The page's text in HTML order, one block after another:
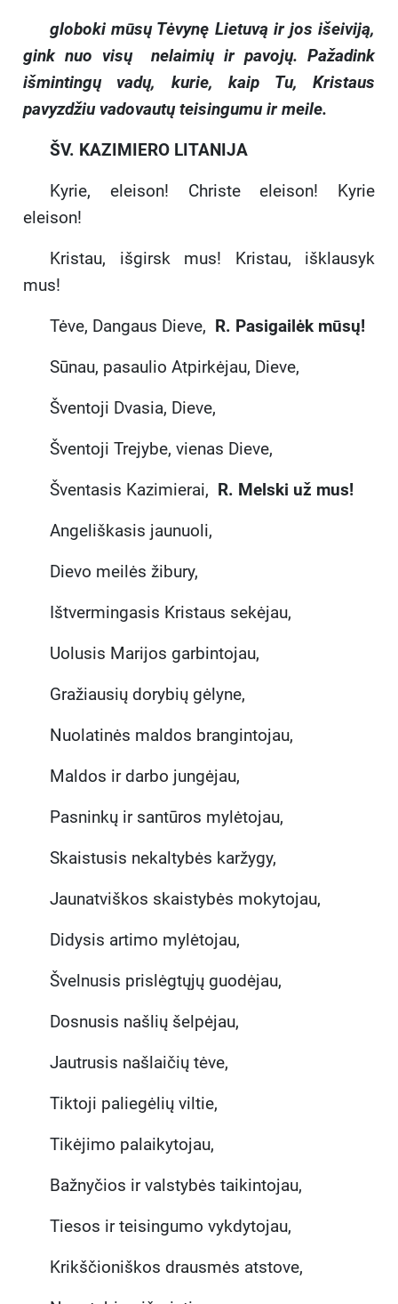
globoki mūsų Tėvynę Lietuvą ir jos išeiviją,
gink nuo visų nelaimių ir pavojų. Pažadink
išmintingų vadų, kurie, kaip Tu, Kristaus
pavyzdžiu vadovautų teisingumu ir meile.
ŠV. KAZIMIERO LITANIJA
Kyrie, eleison! Christe eleison! Kyrie
eleison!
Kristau, išgirsk mus! Kristau, išklausyk
mus!
Tėve, Dangaus Dieve, R. Pasigailėk mūsų!
Sūnau, pasaulio Atpirkėjau, Dieve,
Šventoji Dvasia, Dieve,
Šventoji Trejybe, vienas Dieve,
Šventasis Kazimierai, R. Melski už mus!
Angeliškasis jaunuoli,
Dievo meilės žibury,
Ištvermingasis Kristaus sekėjau,
Uolusis Marijos garbintojau,
Gražiausių dorybių gėlyne,
Nuolatinės maldos brangintojau,
Maldos ir darbo jungėjau,
Pasninkų ir santūros mylėtojau,
Skaistusis nekaltybės karžygy,
Jaunatviškos skaistybės mokytojau,
Didysis artimo mylėtojau,
Švelnusis prislėgtųjų guodėjau,
Dosnusis našlių šelpėjau,
Jautrusis našlaičių tėve,
Tiktoji paliegėlių viltie,
Tikėjimo palaikytojau,
Bažnyčios ir valstybės taikintojau,
Tiesos ir teisingumo vykdytojau,
Krikščioniškos drausmės atstove,